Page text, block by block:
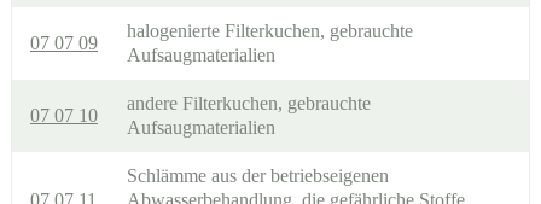
07 07 09
halogenierte Filterkuchen, gebrauchte
Aufsaugmaterialien
07 07 10
andere Filterkuchen, gebrauchte
Aufsaugmaterialien
07 07 11
Schlämme aus der betriebseigenen
Abwasserbehandlung, die gefährliche Stoffe